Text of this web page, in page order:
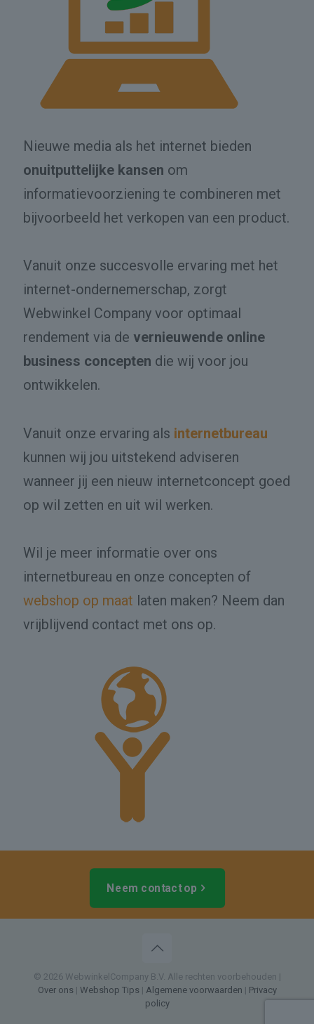
Nieuwe media als het internet bieden
onuitputtelijke kansen om
informatievoorziening te combineren met
bijvoorbeeld het verkopen van een product.
Vanuit onze succesvolle ervaring met het
internet-ondernemerschap, zorgt
Webwinkel Company voor optimaal
rendement via de vernieuwende online
business concepten die wij voor jou
ontwikkelen.
Vanuit onze ervaring als internetbureau
kunnen wij jou uitstekend adviseren
wanneer jij een nieuw internetconcept goed
op wil zetten en uit wil werken.
Wil je meer informatie over ons
internetbureau en onze concepten of
webshop op maat laten maken? Neem dan
vrijblijvend contact met ons op.
Neem contact op
© 2026 WebwinkelCompany B.V. Alle rechten voorbehouden |
Over ons | Webshop Tips | Algemene voorwaarden | Privacy
policy